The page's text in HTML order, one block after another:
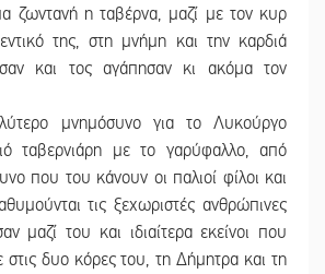
ζωντανή η ταβέρνα, μαζί με τον κυρ
της, στη μνήμη και την καρδιά
και τος αγάπησαν κι ακόμα τον
μνημόσυνο για το Λυκούργο
ταβερνιάρη με το γαρύφαλλο, από
που του κάνουν οι παλιοί φίλοι και
τις ξεχωριστές ανθρώπινες
μαζί του και ιδιαίτερα εκείνοι που
στις δυο κόρες του, τη Δήμητρα και τη